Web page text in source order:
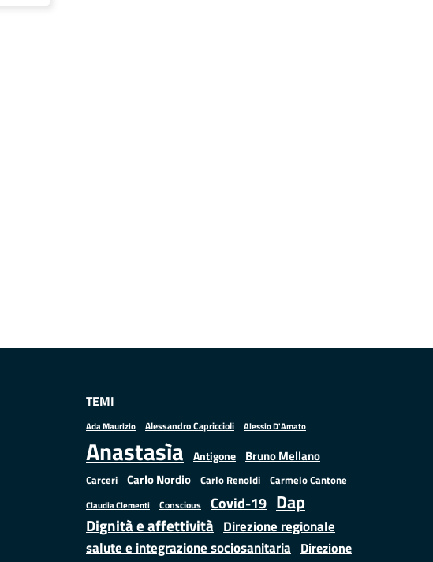
TEMI
Ada Maurizio Alessandro Capriccioli Alessio D'Amato
Anastasìa Antigone Bruno Mellano
Carceri Carlo Nordio Carlo Renoldi Carmelo Cantone
Claudia Clementi Conscious Covid-19 Dap
Dignità e affettività Direzione regionale
salute e integrazione sociosanitaria Direzione